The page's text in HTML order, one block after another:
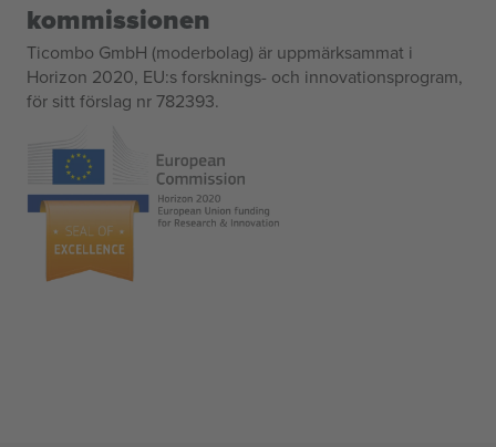
kommissionen
Ticombo GmbH (moderbolag) är uppmärksammat i
Horizon 2020, EU:s forsknings- och innovationsprogram,
för sitt förslag nr 782393.